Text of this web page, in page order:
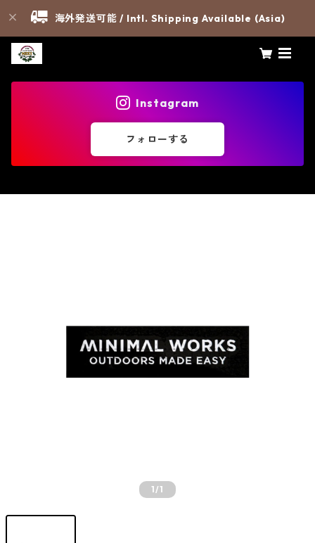
海外発送可能 / Intl. Shipping Available (Asia)
Instagram
フォローする
1/1